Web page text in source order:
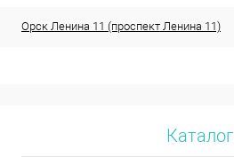
Орск Ленина 11 (проспект Ленина 11)
Каталог